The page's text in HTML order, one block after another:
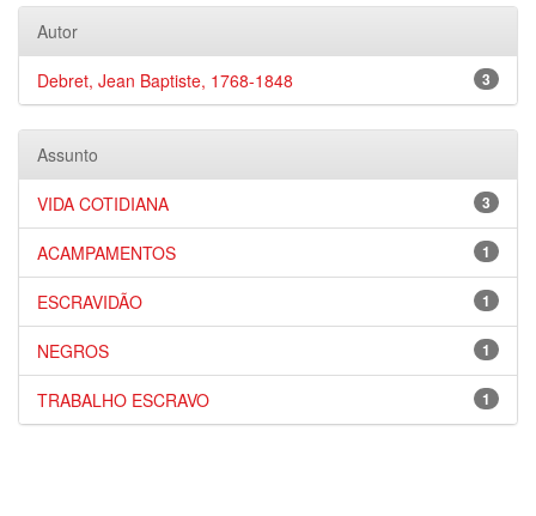
Autor
3
Debret, Jean Baptiste, 1768-1848
Assunto
3
VIDA COTIDIANA
1
ACAMPAMENTOS
1
ESCRAVIDÃO
1
NEGROS
1
TRABALHO ESCRAVO